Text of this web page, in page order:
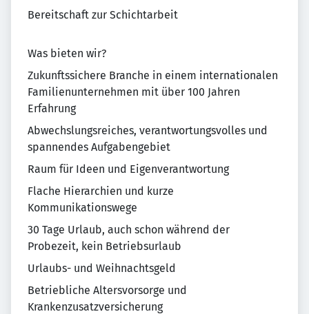
Bereitschaft zur Schichtarbeit
Was bieten wir?
Zukunftssichere Branche in einem internationalen
Familienunternehmen mit über 100 Jahren
Erfahrung
Abwechslungsreiches, verantwortungsvolles und
spannendes Aufgabengebiet
Raum für Ideen und Eigenverantwortung
Flache Hierarchien und kurze
Kommunikationswege
30 Tage Urlaub, auch schon während der
Probezeit, kein Betriebsurlaub
Urlaubs- und Weihnachtsgeld
Betriebliche Altersvorsorge und
Krankenzusatzversicherung